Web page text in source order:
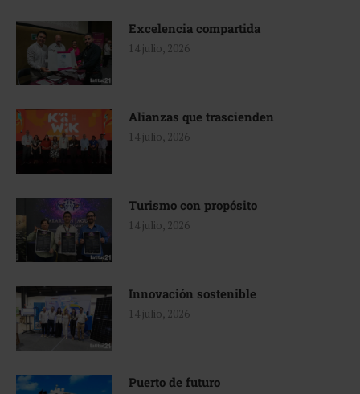
Excelencia compartida
14 julio, 2026
Alianzas que trascienden
14 julio, 2026
Turismo con propósito
14 julio, 2026
Innovación sostenible
14 julio, 2026
Puerto de futuro